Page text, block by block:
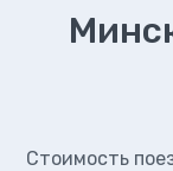
Стоимость